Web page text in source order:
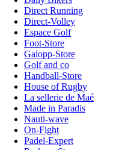
Direct Running
Direct-Volley
Espace Golf
Foot-Store
Galopp-Store
Golf and co
Handball-Store
House of Rugby
La sellerie de Maé
Made in Paradis
Nauti-wave
On-Fight
Padel-Expert